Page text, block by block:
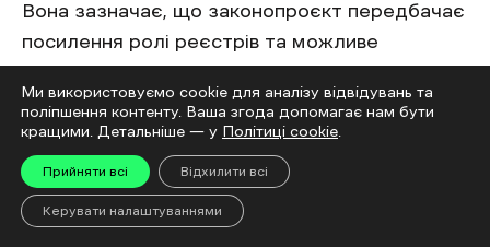
Вона зазначає, що законопроєкт передбачає
посилення ролі реєстрів та можливе
розширення концепції добросовісного
набуття. Тобто, якщо фактичний запис у
реєстрі набуває вищої юридичної сили,
незаконну інформацію можуть фактично
зробити законною, якщо встигнуть швидко
внести її до реєстру. Зокрема шляхом
Ми використовуємо cookie для аналізу відвідувань та
поліпшення контенту. Ваша згода допомагає нам бути
кращими. Детальніше — у Політиці cookie
Прийняти всі Відхилити всі
Керувати налаштуваннями